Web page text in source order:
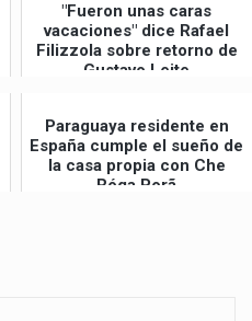
"Fueron unas caras
vacaciones" dice Rafael
Filizzola sobre retorno de
Gustavo Leite
Paraguaya residente en
España cumple el sueño de
la casa propia con Che
Róga Porã